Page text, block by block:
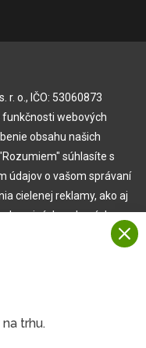
trhu.
r. o., IČO: 53060873
webových
obsahu našich
súhlasíte s
údajov o vašom správaní
cielenej reklamy, ako aj
na iných webových
niekoľko kategórií